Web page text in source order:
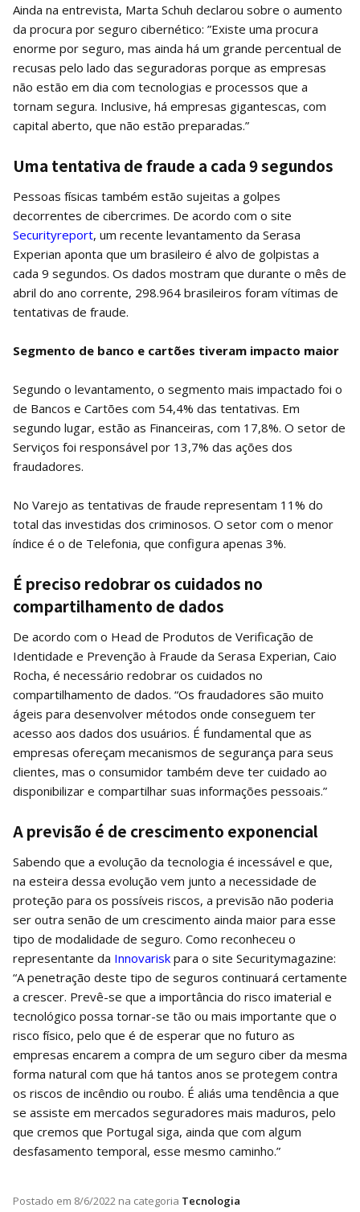
Ainda na entrevista, Marta Schuh declarou sobre o aumento
da procura por seguro cibernético: ”Existe uma procura
enorme por seguro, mas ainda há um grande percentual de
recusas pelo lado das seguradoras porque as empresas
não estão em dia com tecnologias e processos que a
tornam segura. Inclusive, há empresas gigantescas, com
capital aberto, que não estão preparadas.”
Uma tentativa de fraude a cada 9 segundos
Pessoas físicas também estão sujeitas a golpes
decorrentes de cibercrimes. De acordo com o site
Securityreport, um recente levantamento da Serasa
Experian aponta que um brasileiro é alvo de golpistas a
cada 9 segundos. Os dados mostram que durante o mês de
abril do ano corrente, 298.964 brasileiros foram vítimas de
tentativas de fraude.
Segmento de banco e cartões tiveram impacto maior
Segundo o levantamento, o segmento mais impactado foi o
de Bancos e Cartões com 54,4% das tentativas. Em
segundo lugar, estão as Financeiras, com 17,8%. O setor de
Serviços foi responsável por 13,7% das ações dos
fraudadores.
No Varejo as tentativas de fraude representam 11% do
total das investidas dos criminosos. O setor com o menor
índice é o de Telefonia, que configura apenas 3%.
É preciso redobrar os cuidados no
compartilhamento de dados
De acordo com o Head de Produtos de Verificação de
Identidade e Prevenção à Fraude da Serasa Experian, Caio
Rocha, é necessário redobrar os cuidados no
compartilhamento de dados. “Os fraudadores são muito
ágeis para desenvolver métodos onde conseguem ter
acesso aos dados dos usuários. É fundamental que as
empresas ofereçam mecanismos de segurança para seus
clientes, mas o consumidor também deve ter cuidado ao
disponibilizar e compartilhar suas informações pessoais.”
A previsão é de crescimento exponencial
Sabendo que a evolução da tecnologia é incessável e que,
na esteira dessa evolução vem junto a necessidade de
proteção para os possíveis riscos, a previsão não poderia
ser outra senão de um crescimento ainda maior para esse
tipo de modalidade de seguro. Como reconheceu o
representante da Innovarisk para o site Securitymagazine:
“A penetração deste tipo de seguros continuará certamente
a crescer. Prevê-se que a importância do risco imaterial e
tecnológico possa tornar-se tão ou mais importante que o
risco físico, pelo que é de esperar que no futuro as
empresas encarem a compra de um seguro ciber da mesma
forma natural com que há tantos anos se protegem contra
os riscos de incêndio ou roubo. É aliás uma tendência a que
se assiste em mercados seguradores mais maduros, pelo
que cremos que Portugal siga, ainda que com algum
desfasamento temporal, esse mesmo caminho.”
Postado em 8/6/2022 na categoria Tecnologia